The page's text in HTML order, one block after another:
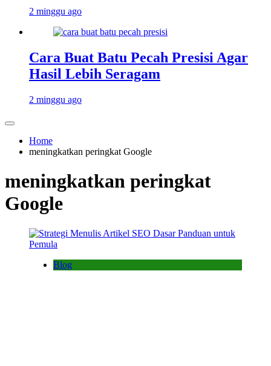
2 minggu ago
Cara Buat Batu Pecah Presisi Agar
Hasil Lebih Seragam
2 minggu ago
Home
meningkatkan peringkat Google
meningkatkan peringkat
Google
Blog